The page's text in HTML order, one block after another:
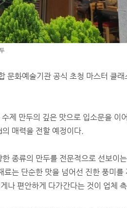
문화예술기관 공식 초청 마스터 클
제 만두의 깊은 맛으로 입소문을 이
매력을 전할 예정이다.
종류의 만두를 전문적으로 선보이
료는 단순한 맛을 넘어선 진한 풍미
나 편안하게 다가간다는 것이 업체